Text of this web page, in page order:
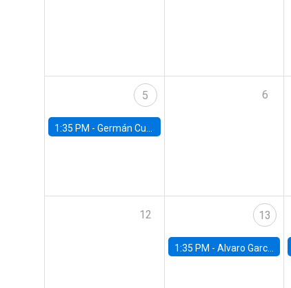
5
1:35 PM - Germán Cubas, University of Houston
6
12 13
1:35 PM - Alvaro Garcia-Marin, Universidad de Los Andes